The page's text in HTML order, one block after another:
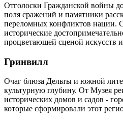
Отголоски Гражданской войны
поля сражений и памятники
переломных конфликтов нации.
исторические
процветающей сценой искусств
Гринвилл
Очаг блюза Дельты и южной
культурную глубину. От Музея
исторических домов и садов -
которые сформировали этот